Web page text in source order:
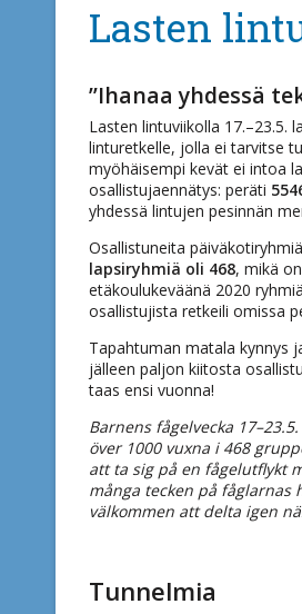
Lasten
”Ihanaa yhdessä
Lasten lintuviikolla 17.–23.5.
linturetkelle, jolla ei tarvitse
myöhäisempi kevät ei intoa
osallistujaennätys: peräti
yhdessä lintujen pesinnän
Osallistuneita
lapsiryhmiä oli 468, mikä
etäkoulukeväänä 2020
osallistujista retkeili omissa
Tapahtuman matala kynnys
jälleen paljon kiitosta
taas ensi vuonna!
Barnens fågelvecka
över 1000 vuxna i 468
att ta sig på en fågelutflykt
många tecken på fåglarnas
välkommen att delta igen
Tunnelmia